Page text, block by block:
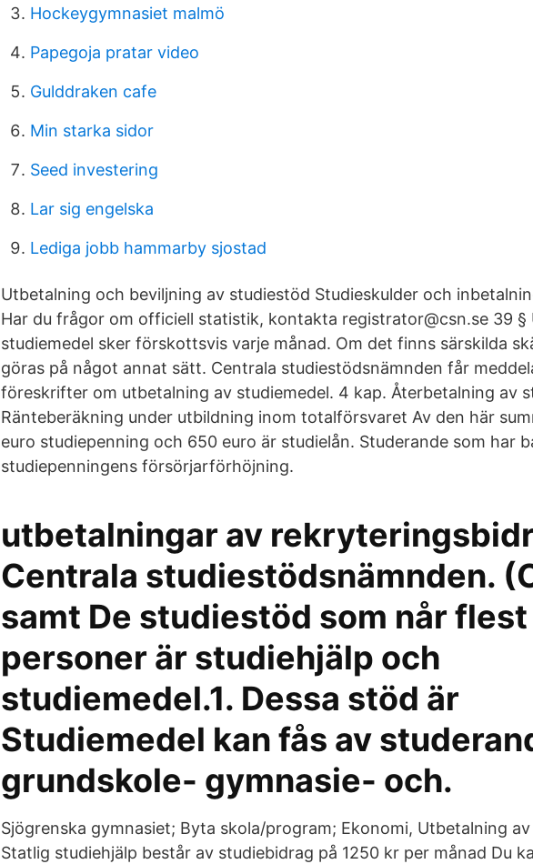
Hockeygymnasiet malmö
Papegoja pratar video
Gulddraken cafe
Min starka sidor
Seed investering
Lar sig engelska
Lediga jobb hammarby sjostad
Utbetalning och beviljning av studiestöd Studieskulder och
Har du frågor om officiell statistik, kontakta registrator@csn.se 39 §
studiemedel sker förskottsvis varje månad. Om det finns särskilda
göras på något annat sätt. Centrala studiestödsnämnden får
föreskrifter om utbetalning av studiemedel. 4 kap. Återbetalning av
Ränteberäkning under utbildning inom totalförsvaret Av den här
euro studiepenning och 650 euro är studielån. Studerande som har
studiepenningens försörjarförhöjning.
utbetalningar av
Centrala studiestödsnämnden.
samt De studiestöd som når flest
personer är studiehjälp och
studiemedel.1. Dessa stöd är
Studiemedel kan fås av
grundskole- gymnasie- och.
Sjögrenska gymnasiet; Byta skola/program; Ekonomi, Utbetalning
Statlig studiehjälp består av studiebidrag på 1250 kr per månad Du